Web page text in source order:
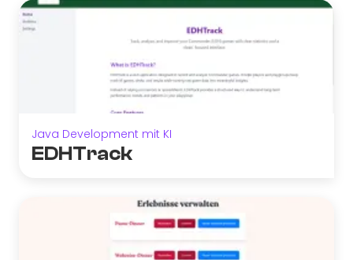
Java Development mit KI
EDHTrack